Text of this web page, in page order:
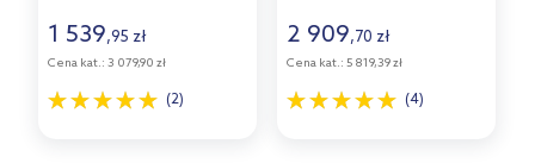
podtynkowa czarny
mat 34600300
1 539,95 zł
Cena kat.: 3 079,90 zł
(2)
deszczownicą 30 cm
Vindel i kompletem
prysznicowym Ume
czarny mat 36608300
2 909,70 zł
Cena kat.: 5 819,39 zł
(4)